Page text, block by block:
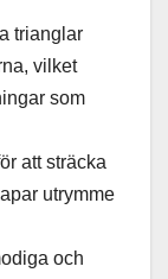
trianglar
vilket
som
att sträcka
utrymme
och